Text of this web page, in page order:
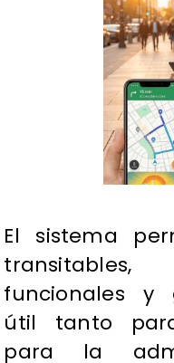
El sistema
funcionales y
útil tanto
para la